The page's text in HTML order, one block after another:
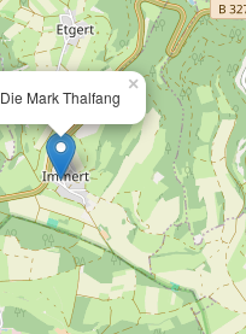
Die Mark Thalfang
×